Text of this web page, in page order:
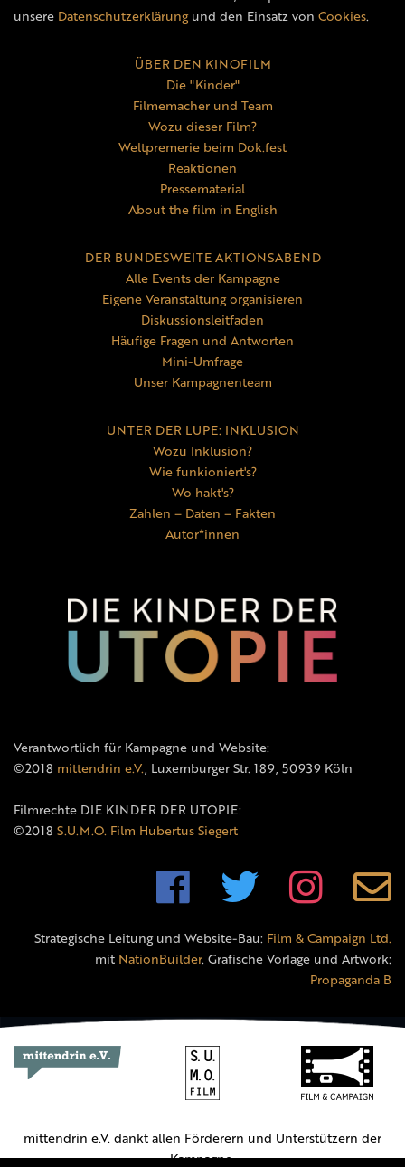
unsere Datenschutzerklärungund den Einsatz von Cookies.
ÜBER DEN KINOFILM
Die "Kinder"
Filmemacher und Team
Wozu dieser Film?
Weltpremerie beim Dok.fest
Reaktionen
Pressematerial
About the film in English
DER BUNDESWEITE AKTIONSABEND
Alle Events der Kampagne
Eigene Veranstaltung organisieren
Diskussionsleitfaden
Häufige Fragen und Antworten
Mini-Umfrage
Unser Kampagnenteam
UNTER DER LUPE: INKLUSION
Wozu Inklusion?
Wie funkioniert's?
Wo hakt's?
Zahlen – Daten – Fakten
Autor*innen
Verantwortlich für Kampagne und Website:
©2018 mittendrin e.V., Luxemburger Str. 189, 50939 Köln
Filmrechte DIE KINDER DER UTOPIE:
©2018 S.U.M.O. Film Hubertus Siegert
Strategische Leitung und Website-Bau: Film & Campaign Ltd.
mit NationBuilder. Grafische Vorlage und Artwork:
Propaganda B
mittendrin e.V. dankt allen Förderern und Unterstützern der
Kampagne.